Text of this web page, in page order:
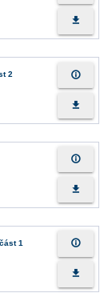
file_download
2 info_outline
file_download
info_outline
file_download
1 info_outline
file_download